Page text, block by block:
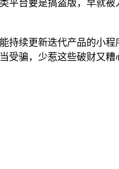
台要是搞盗版，早就
续更新迭代产品的小
骗，少惹这些破财又